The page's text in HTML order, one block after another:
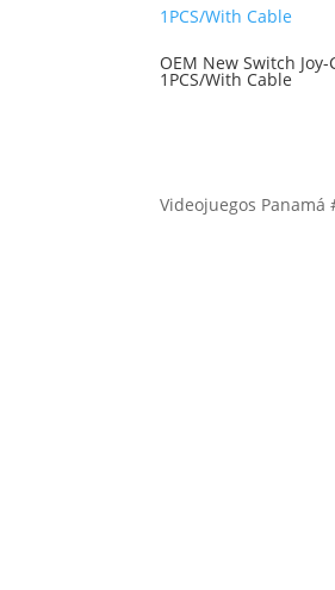
OEM New Switch
1PCS/With Cable
Videojuegos